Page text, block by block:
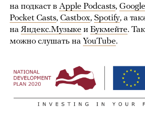
на подкаст в Apple Podcasts,
Pocket Casts, Castbox, Spotify, а
на Яндекс.Музыке и Букмейте.
можно слушать на YouTube.